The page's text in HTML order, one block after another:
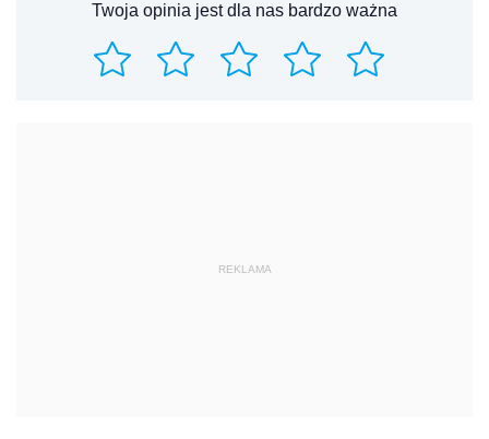
Twoja opinia jest dla nas bardzo ważna
REKLAMA